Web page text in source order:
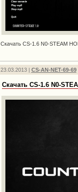
Скачать CS-1.6 N0-STEAM
23.03.2013 | CS-AN-NET-69-69
Скачать CS-1.6 N0-